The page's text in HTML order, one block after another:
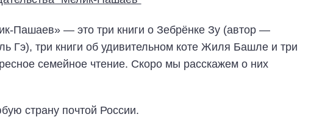
Пашаев» — это три книги о Зебрёнке Зу (автор —
Гэ), три книги об удивительном коте Жиля Башле и три
семейное чтение. Скоро мы расскажем о них
страну почтой России.